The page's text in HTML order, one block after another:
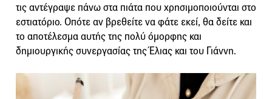
τις αντέγραψε πάνω στα πιάτα που χρησιμοποιούνται στο
εστιατόριο. Οπότε αν βρεθείτε να φάτε εκεί, θα δείτε και
το αποτέλεσμα αυτής της πολύ όμορφης και
δημιουργικής συνεργασίας της Έλιας και του Γιάννη.